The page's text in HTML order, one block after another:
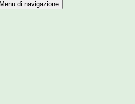
Menu di navigazione